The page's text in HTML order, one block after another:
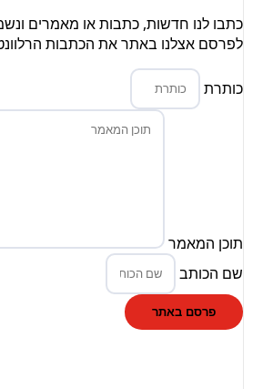
כתבו לנו חדשות, כתבות או מאמרים
לפרסם אצלנו באתר את הכתבות
כותרת
תוכן המאמר
שם הכותב
פרסם באתר